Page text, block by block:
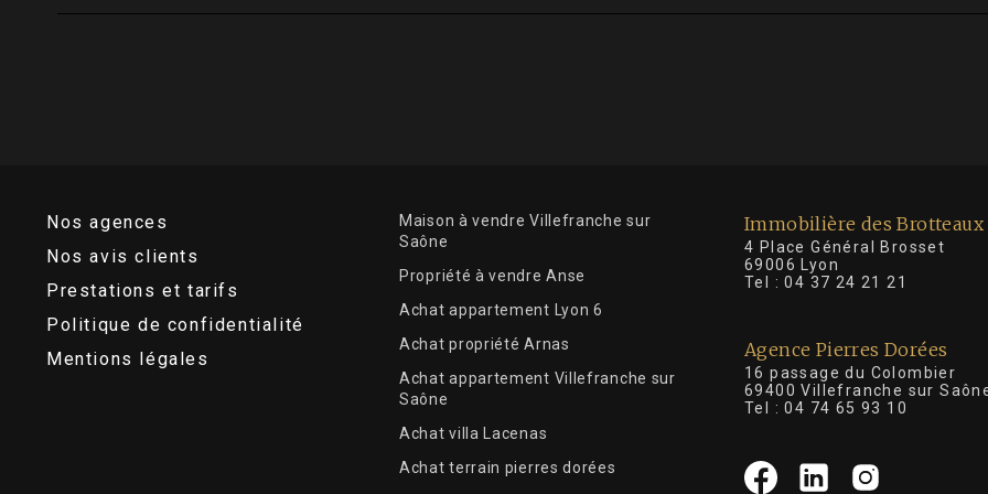
Nos agences
Nos avis clients
Prestations et tarifs
Politique de confidentialité
Mentions légales
Maison à vendre Villefranche sur
Saône
Propriété à vendre Anse
Achat appartement Lyon 6
Achat propriété Arnas
Achat appartement Villefranche sur
Saône
Achat villa Lacenas
Achat terrain pierres dorées
Immobilière des Brotteaux
4 Place Général
69006 Lyon
Tel :04 37 24 21 21
Agence Pierres Dorées
16 passage du Colombier
69400 Villefranche sur
Tel :04 74 65 93 10